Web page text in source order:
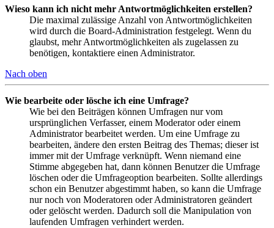
Wieso kann ich nicht mehr Antwortmöglichkeiten erstellen?
Die maximal zulässige Anzahl von Antwortmöglichkeiten
wird durch die Board-Administration festgelegt. Wenn du
glaubst, mehr Antwortmöglichkeiten als zugelassen zu
benötigen, kontaktiere einen Administrator.
Nach oben
Wie bearbeite oder lösche ich eine Umfrage?
Wie bei den Beiträgen können Umfragen nur vom
ursprünglichen Verfasser, einem Moderator oder einem
Administrator bearbeitet werden. Um eine Umfrage zu
bearbeiten, ändere den ersten Beitrag des Themas; dieser ist
immer mit der Umfrage verknüpft. Wenn niemand eine
Stimme abgegeben hat, dann können Benutzer die Umfrage
löschen oder die Umfrageoption bearbeiten. Sollte allerdings
schon ein Benutzer abgestimmt haben, so kann die Umfrage
nur noch von Moderatoren oder Administratoren geändert
oder gelöscht werden. Dadurch soll die Manipulation von
laufenden Umfragen verhindert werden.